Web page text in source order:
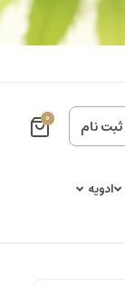
ثبت نام 0
ادویه